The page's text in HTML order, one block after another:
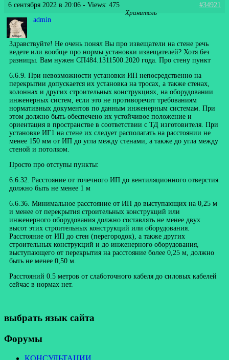
6 сентября 2022 в 20:06 - Views: 475
#34921
admin
Хранитель
Здравствуйте! Не очень понял Вы про извещатели на стене речь
ведете или вообще про нормы установки извещателей? Хотя без
разницы. Вам нужен СП484.1311500.2020 года. Про стену пункт
6.6.9. При невозможности установки ИП непосредственно на
перекрытии допускается их установка на тросах, а также стенах,
колоннах и других строительных конструкциях, на оборудовании
инженерных систем, если это не противоречит требованиям
нормативных документов по данным инженерным системам. При
этом должно быть обеспечено их устойчивое положение и
ориентация в пространстве в соответствии с ТД изготовителя. При
установке ИГ1 на стене их следует располагать на расстоянии не
менее 150 мм от ИП до угла между стенами, а также до угла между
стеной и потолком.
Просто про отступы пункты:
6.6.32. Расстояние от точечного ИП до вентиляционного отверстия
должно быть не менее 1 м
6.6.36. Минимальное расстояние от ИП до выступающих на 0,25 м
и менее от перекрытия строительных конструкций или
инженерного оборудования должно составлять не менее двух
высот этих строительных конструкций или оборудования.
Расстояние от ИП до стен (перегородок), а также других
строительных конструкций и до инженерного оборудования,
выступающего от перекрытия на расстояние более 0,25 м, должно
быть не менее 0,50 м.
Расстояний 0.5 метров от слаботочного кабеля до силовых кабелей
сейчас в нормах нет.
выбрать язык сайта
Форумы